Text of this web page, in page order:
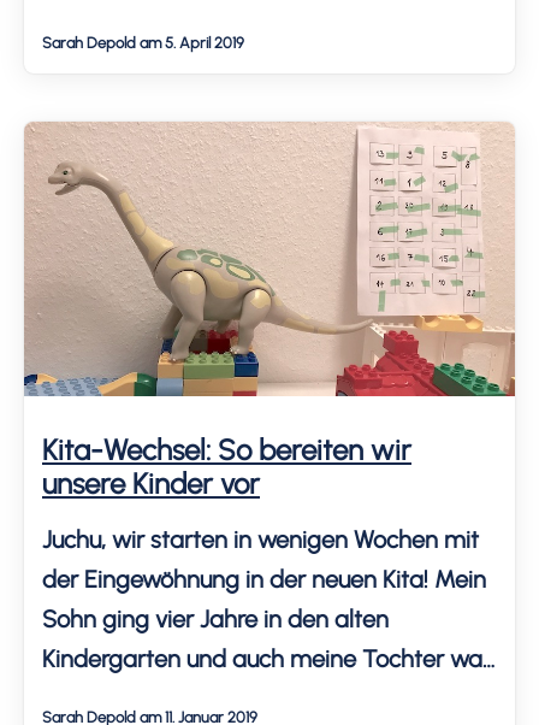
kamen beide für den Anfang in eine
Eingewöhnung nur drei Wochen! Weiter
unten in diesem Artikel schreibe ich
zusätzlich über die […]
Sarah Depold am 5. April 2019
Kita-Wechsel: So bereiten wir
unsere Kinder vor
Juchu, wir starten in wenigen Wochen mit
der Eingewöhnung in der neuen Kita! Mein
Sohn ging vier Jahre in den alten
Kindergarten und auch meine Tochter war
Sarah Depold am 11. Januar 2019